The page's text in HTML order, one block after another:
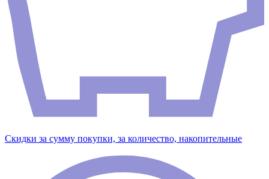
Скидки за сумму покупки, за количество, накопительные